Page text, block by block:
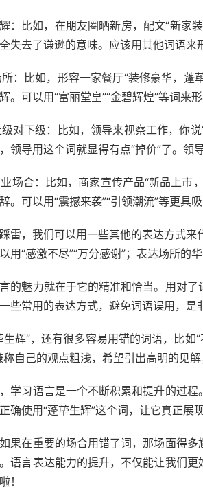
：比如，在朋友圈晒新房，配文“新家
失去了谦逊的意味。应该用其他词语来
：比如，形容一家餐厅“装修豪华，蓬
。可以用“富丽堂皇”“金碧辉煌”等词来形
对下级：比如，领导来视察工作，你
领导用这个词就显得有点“掉价”了。领
场合：比如，商家宣传产品“新品上市
。可以用“震撼来袭”“引领潮流”等更具吸
雷，我们可以用一些其他的表达方式来
用“感激不尽”“万分感谢”；表达场所的华
的魅力就在于它的精准和恰当。用对
些常用的表达方式，避免词语误用，是
生辉”，还有很多容易用错的词语，比
称自己的观点粗浅，希望引出高明的见解
学习语言是一个不断积累和提升的过
确使用“蓬荜生辉”这个词，让它真正展
果在重要的场合用错了词，那场面得
语言表达能力的提升，不仅能让我们
！